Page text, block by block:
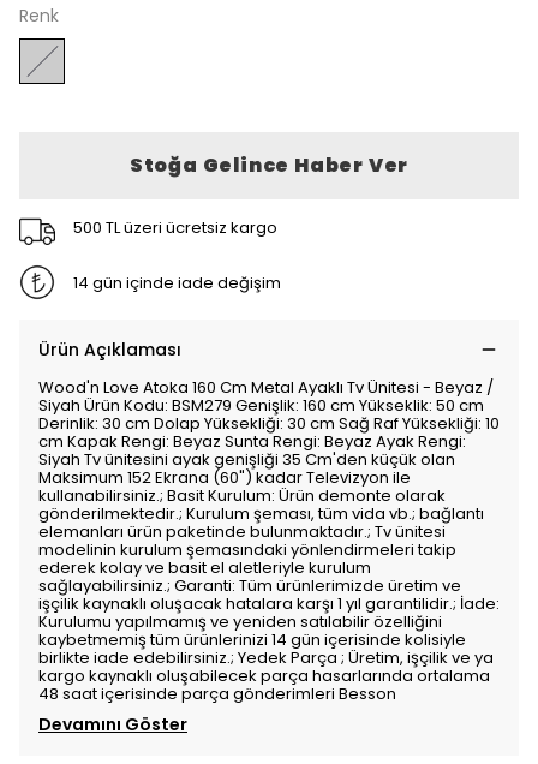
Renk
Stoğa Gelince Haber Ver
500 TL üzeri ücretsiz kargo
14 gün içinde iade değişim
Ürün Açıklaması
Wood'n Love Atoka 160 Cm Metal Ayaklı Tv Ünitesi - Beyaz /
Siyah Ürün Kodu: BSM279 Genişlik: 160 cm Yükseklik: 50 cm
Derinlik: 30 cm Dolap Yüksekliği: 30 cm Sağ Raf Yüksekliği: 10
cm Kapak Rengi: Beyaz Sunta Rengi: Beyaz Ayak Rengi:
Siyah Tv ünitesini ayak genişliği 35 Cm'den küçük olan
Maksimum 152 Ekrana (60") kadar Televizyon ile
kullanabilirsiniz.; Basit Kurulum: Ürün demonte olarak
gönderilmektedir.; Kurulum şeması, tüm vida vb.; bağlantı
elemanları ürün paketinde bulunmaktadır.; Tv ünitesi
modelinin kurulum şemasındaki yönlendirmeleri takip
ederek kolay ve basit el aletleriyle kurulum
sağlayabilirsiniz.; Garanti: Tüm ürünlerimizde üretim ve
işçilik kaynaklı oluşacak hatalara karşı 1 yıl garantilidir.; İade:
Kurulumu yapılmamış ve yeniden satılabilir özelliğini
kaybetmemiş tüm ürünlerinizi 14 gün içerisinde kolisiyle
birlikte iade edebilirsiniz.; Yedek Parça ; Üretim, işçilik ve ya
kargo kaynaklı oluşabilecek parça hasarlarında ortalama
48 saat içerisinde parça gönderimleri Besson
Devamını Göster